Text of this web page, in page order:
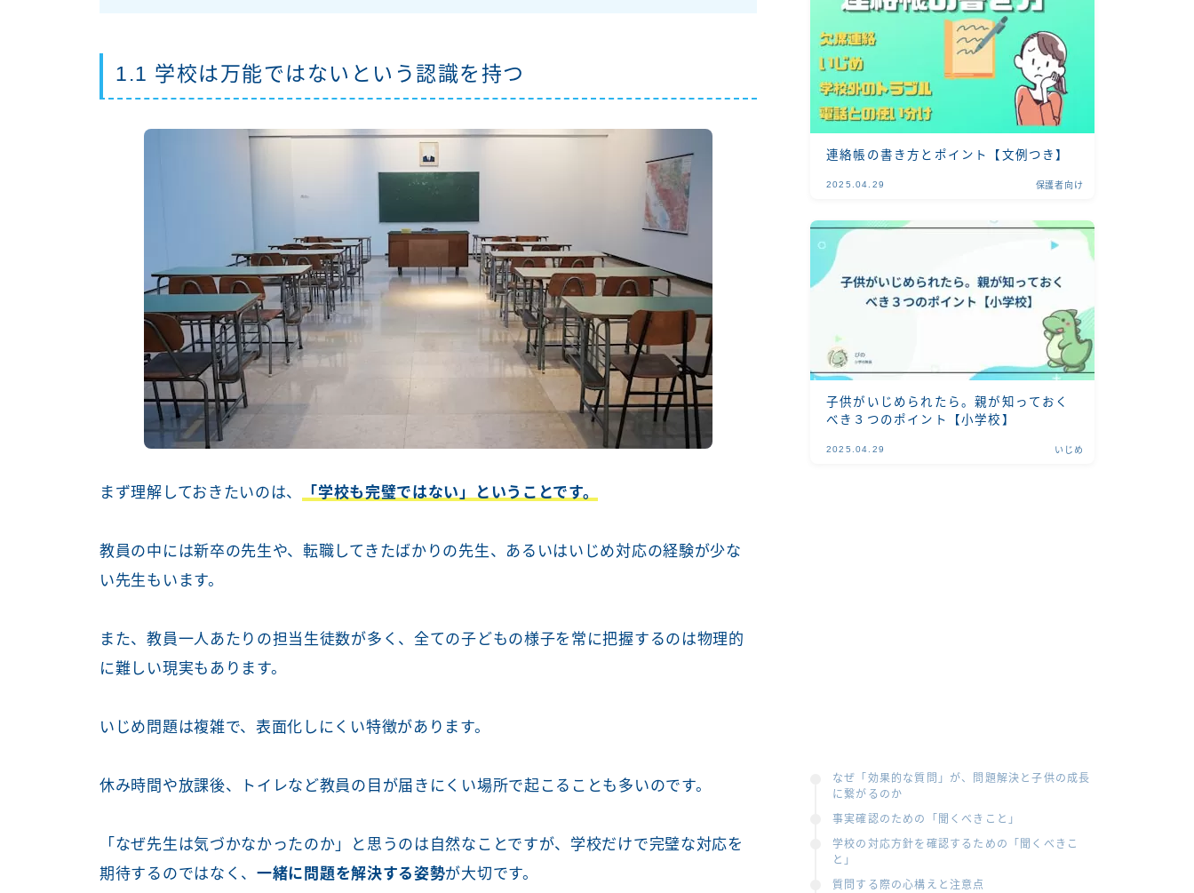
1.1 学校は万能ではないという認識を持つ
まず理解しておきたいのは、 「学校も完璧ではない」ということです。
教員の中には新卒の先生や、転職してきたばかりの先生、あるいはいじめ対応の経験が少な
い先生もいます。
また、教員一人あたりの担当生徒数が多く、全ての子どもの様子を常に把握するのは物理的
に難しい現実もあります。
いじめ問題は複雑で、表面化しにくい特徴があります。
休み時間や放課後、トイレなど教員の目が届きにくい場所で起こることも多いのです。
「なぜ先生は気づかなかったのか」と思うのは自然なことですが、学校だけで完璧な対応を
期待するのではなく、 一緒に問題を解決する姿勢が大切です。
連絡帳の書き方とポイント【文例つき】
2025.04.29 保護者向け
子供がいじめられたら。親が知っておく
べき３つのポイント【小学校】
2025.04.29 いじめ
なぜ「効果的な質問」が、問題解決と子供の成長
に繋がるのか
事実確認のための「聞くべきこと」
学校の対応方針を確認するための「聞くべきこ
と」
質問する際の心構えと注意点